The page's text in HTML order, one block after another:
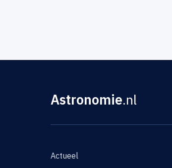
Astronomie.nl
Actueel